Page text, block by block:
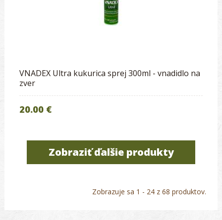
VNADEX Ultra kukurica sprej 300ml - vnadidlo na
zver
20.00 €
Zobraziť ďalšie produkty
Zobrazuje sa 1 - 24 z 68 produktov.